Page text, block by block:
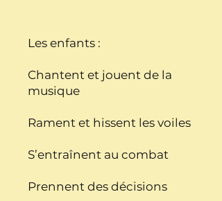
Les enfants :
Chantent et jouent de la
musique
Rament et hissent les voiles
S’entraînent au combat
Prennent des décisions